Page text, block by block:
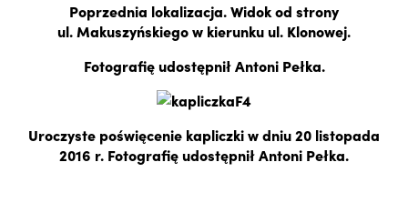
Poprzednia lokalizacja. Widok od strony
ul. Makuszyńskiego w kierunku ul. Klonowej.
Fotografię udostępnił Antoni Pełka.
Uroczyste poświęcenie kapliczki w dniu 20 listopada
2016 r. Fotografię udostępnił Antoni Pełka.